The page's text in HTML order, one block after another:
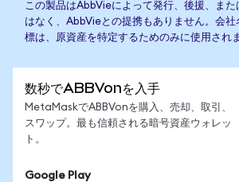
この製品はAbbVieによって発行、後援、ま
はなく、AbbVieとの提携もありません。会社
標は、原資産を特定するためのみに使用され
数秒でABBVonを入手
MetaMaskでABBVonを購入、売却、取引、
スワップ。最も信頼される暗号資産ウォレッ
ト。
Google Play